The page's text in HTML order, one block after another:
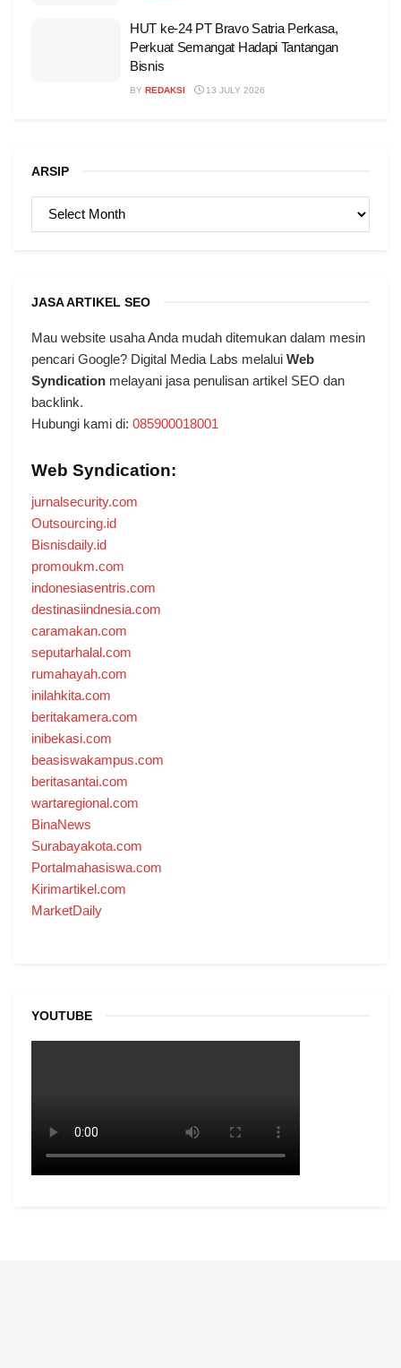
HUT ke-24 PT Bravo Satria Perkasa,
Perkuat Semangat Hadapi Tantangan
Bisnis
BY REDAKSI 13 JULY 2026
ARSIP
ARSIP
JASA ARTIKEL SEO
Mau website usaha Anda mudah ditemukan dalam mesin
pencari Google? Digital Media Labs melalui Web
Syndication melayani jasa penulisan artikel SEO dan
backlink.
Hubungi kami di: 085900018001
Web Syndication:
jurnalsecurity.com
Outsourcing.id
Bisnisdaily.id
promoukm.com
indonesiasentris.com
destinasiindnesia.com
caramakan.com
seputarhalal.com
rumahayah.com
inilahkita.com
beritakamera.com
inibekasi.com
beasiswakampus.com
beritasantai.com
wartaregional.com
BinaNews
Surabayakota.com
Portalmahasiswa.com
Kirimartikel.com
MarketDaily
YOUTUBE